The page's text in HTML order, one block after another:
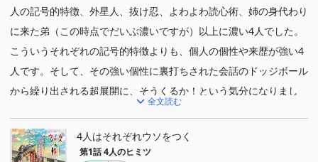
人の記号的特徴、外星人、抜け忍、よわよわ読心術、姉の身代わり
に来た弟（この時点でだいぶ濃いですが）以上に濃い4人でした。
こういうそれぞれの記号的特徴よりも、個人の個性や来歴が強い4
人です。そして、その強い個性に裏打ちされた会話のドッジボール
から繰り出される超展開に、そうくるか！という気分になりまし
そのパロディ大丈夫？というのもあるのでその点はご注意を。
特に前半、BGMや効果音がキレキレで、間の取り方か、状況のお
全文読む
4人はそれぞれウソをつく
第1話 4人のヒミツ